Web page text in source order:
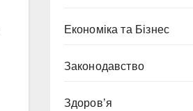
Економіка та Бізнес
Законодавство
Здоров’я